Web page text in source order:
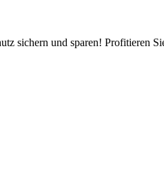
sichern und sparen! Profitieren